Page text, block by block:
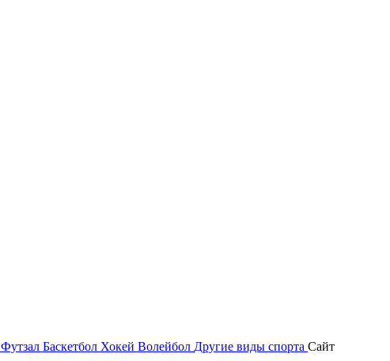
Футзал Баскетбол Хокей Волейбол Другие виды спорта Сайт